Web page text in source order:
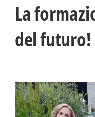
La
del futuro!